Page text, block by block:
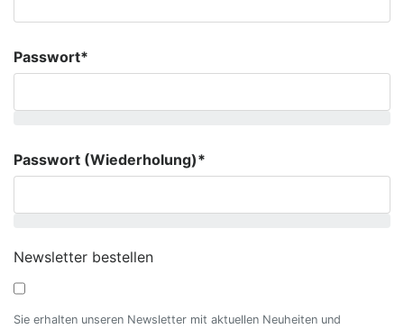
Passwort*
Passwort (Wiederholung)*
Newsletter bestellen
Sie erhalten unseren Newsletter mit aktuellen Neuheiten und